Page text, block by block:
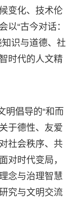
变化、技术伦
以“古今对话：
识与道德、社
时代的人文精
明倡导的“和而
于德性、友爱
社会秩序、共
对时代变局，
念与治理智慧
究与文明交流